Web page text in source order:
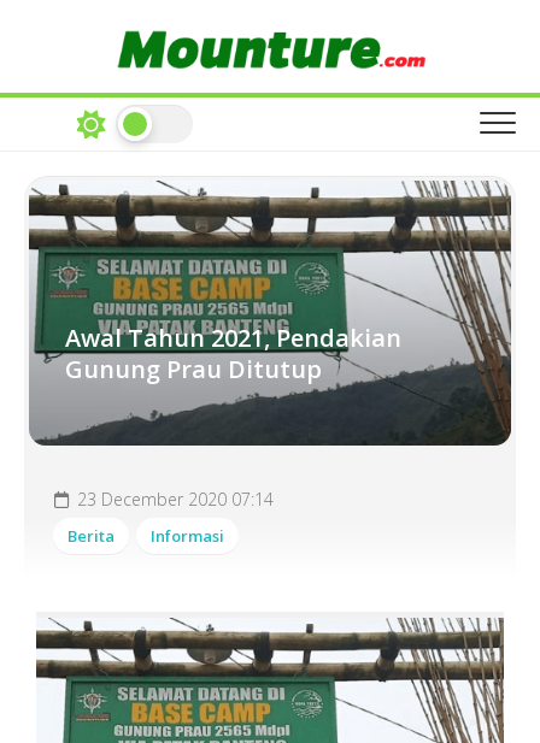
Awal Tahun 2021, Pendakian
Gunung Prau Ditutup
23 December 2020 07:14
Berita Informasi